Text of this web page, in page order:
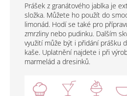
Prášek z granátového jablka je
složka. Můžete ho použít do
limonád. Hodí se také pro
zmrzliny nebo pudinku. Dalším
využití může být i přidání prášku
kaše. Uplatnění najdete i při
marmelád a dresinků.